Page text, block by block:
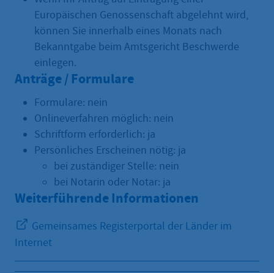
Europäischen Genossenschaft abgelehnt wird,
können Sie innerhalb eines Monats nach
Bekanntgabe beim Amtsgericht Beschwerde
einlegen.
Anträge / Formulare
Formulare: nein
Onlineverfahren möglich: nein
Schriftform erforderlich: ja
Persönliches Erscheinen nötig: ja
bei zuständiger Stelle: nein
bei Notarin oder Notar: ja
Weiterführende Informationen
Gemeinsames Registerportal der Länder im
Internet